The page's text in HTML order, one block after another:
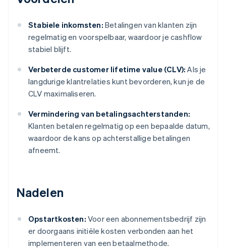
Stabiele inkomsten: Betalingen van klanten zijn
regelmatig en voorspelbaar, waardoor je cashflow
stabiel blijft.
Verbeterde customer lifetime value (CLV): Als je
langdurige klantrelaties kunt bevorderen, kun je de
CLV maximaliseren.
Vermindering van betalingsachterstanden:
Klanten betalen regelmatig op een bepaalde datum,
waardoor de kans op achterstallige betalingen
afneemt.
Nadelen
Opstartkosten: Voor een abonnementsbedrijf zijn
er doorgaans initiële kosten verbonden aan het
implementeren van een betaalmethode.